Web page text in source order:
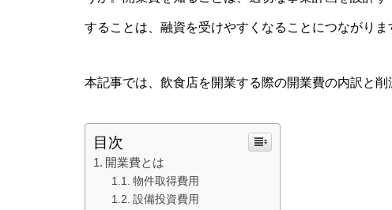
することは、融資を受けやすくなることにつながりま
本記事では、飲食店を開業する際の開業費の内訳と削
目次
開業費とは
物件取得費用
設備投資費用